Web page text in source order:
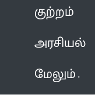
குற்றம்
அரசியல்
மேலும்